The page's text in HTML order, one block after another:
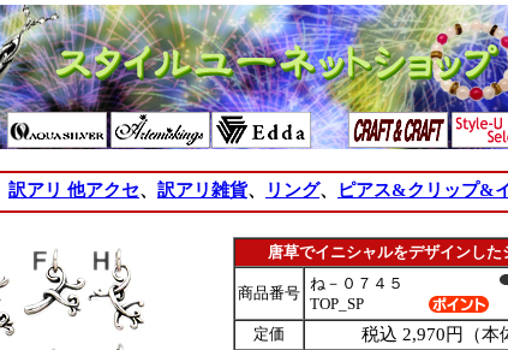
訳アリ 他アクセ、 訳アリ雑貨、 リング、 ピアス&クリップ&
唐草でイニシャルをデザインした
商品番号
ね－０７４５
TOP_SP
定価
税込 2,970円（本